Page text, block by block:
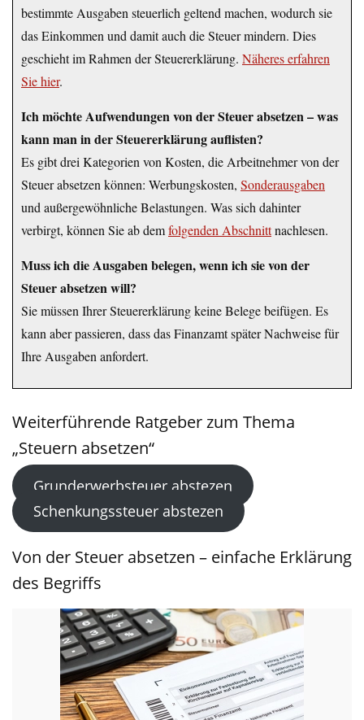
bestimmte Ausgaben steuerlich geltend machen, wodurch sie
das Einkommen und damit auch die Steuer mindern. Dies
geschieht im Rahmen der Steuererklärung. Näheres erfahren
Sie hier.
Ich möchte Aufwendungen von der Steuer absetzen – was
kann man in der Steuererklärung auflisten?
Es gibt drei Kategorien von Kosten, die Arbeitnehmer von der
Steuer absetzen können: Werbungskosten, Sonderausgaben
und außergewöhnliche Belastungen. Was sich dahinter
verbirgt, können Sie ab demfolgenden Abschnittnachlesen.
Muss ich die Ausgaben belegen, wenn ich sie von der
Steuer absetzen will?
Sie müssen Ihrer Steuererklärung keine Belege beifügen. Es
kann aber passieren, dass das Finanzamt später Nachweise für
Ihre Ausgaben anfordert.
Weiterführende Ratgeber zum Thema
„Steuern absetzen“
Grunderwerbsteuer abstezen
Schenkungssteuer abstezen
Von der Steuer absetzen – einfache Erklärung
des Begriffs